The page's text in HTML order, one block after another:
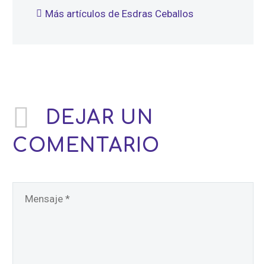
Más artículos de Esdras Ceballos
DEJAR UN
COMENTARIO